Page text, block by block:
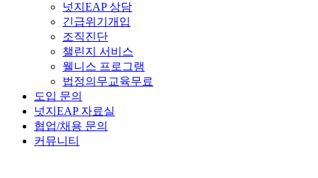
넛지EAP 상담
긴급위기개입
조직진단
챌린지 서비스
웰니스 프로그램
법정의무교육무료
도입 문의
넛지EAP 자료실
협업/채용 문의
커뮤니티